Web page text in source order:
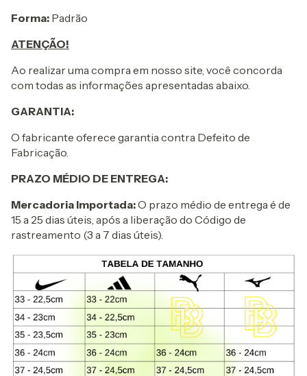
Forma: Padrão
ATENÇÃO!
Ao realizar uma compra em nosso site, você concorda
com todas as informações apresentadas abaixo.
GARANTIA:
O fabricante oferece garantia contra Defeito de
Fabricação.
PRAZO MÉDIO DE ENTREGA:
Mercadoria Importada:O prazo médio de entrega é de
15 a 25 dias úteis, após a liberação do Código de
rastreamento (3 a 7 dias úteis).